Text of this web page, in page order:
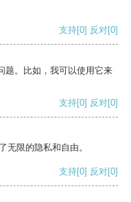
支持[0] 反对[0]
题。比如，我可以使用它来
支持[0] 反对[0]
无限的隐私和自由。
支持[0] 反对[0]